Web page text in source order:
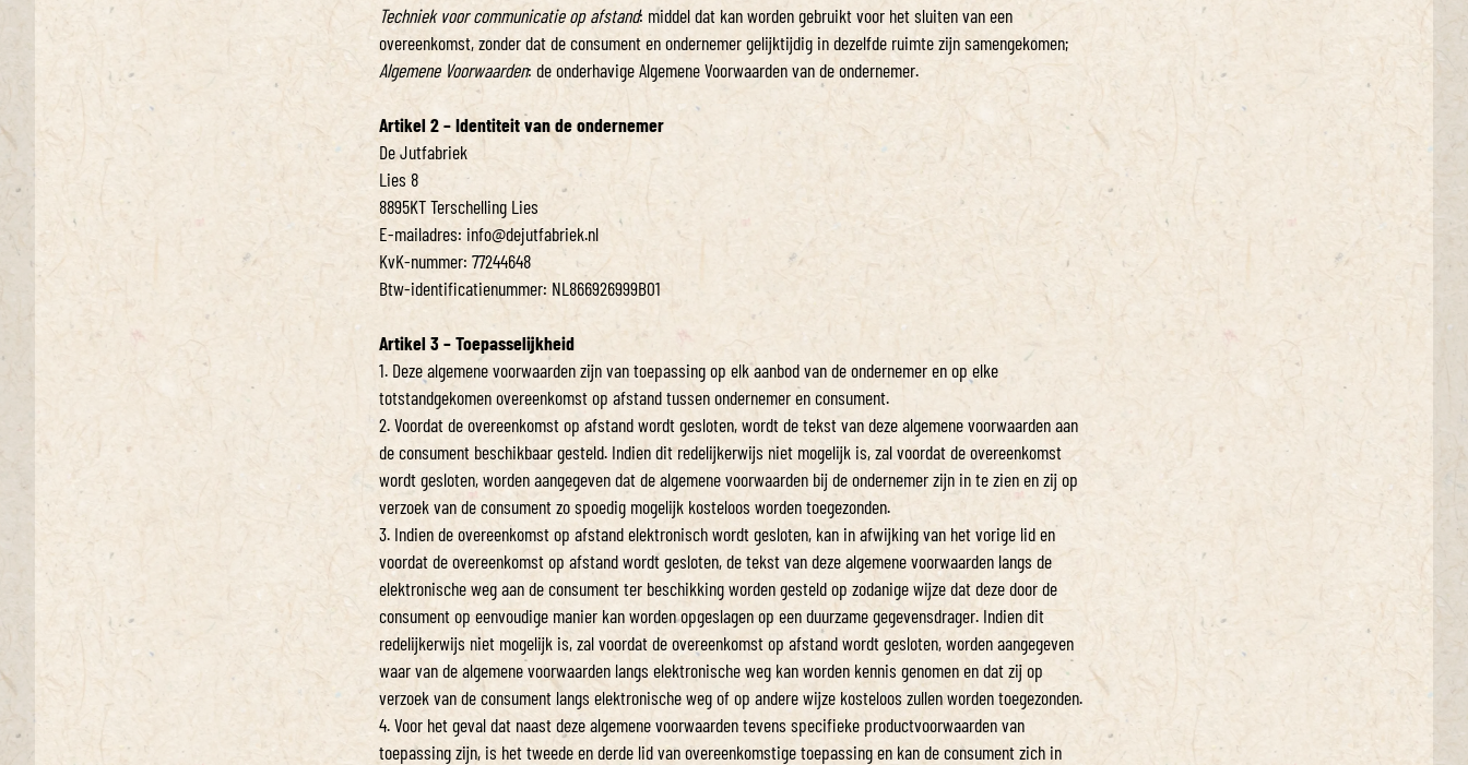
Techniek voor communicatie op afstand: middel dat kan worden gebruikt voor het sluiten van een
overeenkomst, zonder dat de consument en ondernemer gelijktijdig in dezelfde ruimte zijn samengekomen;
Algemene Voorwaarden: de onderhavige Algemene Voorwaarden van de ondernemer.
Artikel 2 – Identiteit van de ondernemer
De Jutfabriek
Lies 8
8895KT Terschelling Lies
E-mailadres: info@dejutfabriek.nl
KvK-nummer: 77244648
Btw-identificatienummer: NL866926999B01
Artikel 3 – Toepasselijkheid
1. Deze algemene voorwaarden zijn van toepassing op elk aanbod van de ondernemer en op elke
totstandgekomen overeenkomst op afstand tussen ondernemer en consument.
2. Voordat de overeenkomst op afstand wordt gesloten, wordt de tekst van deze algemene voorwaarden aan
de consument beschikbaar gesteld. Indien dit redelijkerwijs niet mogelijk is, zal voordat de overeenkomst
wordt gesloten, worden aangegeven dat de algemene voorwaarden bij de ondernemer zijn in te zien en zij op
verzoek van de consument zo spoedig mogelijk kosteloos worden toegezonden.
3. Indien de overeenkomst op afstand elektronisch wordt gesloten, kan in afwijking van het vorige lid en
voordat de overeenkomst op afstand wordt gesloten, de tekst van deze algemene voorwaarden langs de
elektronische weg aan de consument ter beschikking worden gesteld op zodanige wijze dat deze door de
consument op eenvoudige manier kan worden opgeslagen op een duurzame gegevensdrager. Indien dit
redelijkerwijs niet mogelijk is, zal voordat de overeenkomst op afstand wordt gesloten, worden aangegeven
waar van de algemene voorwaarden langs elektronische weg kan worden kennis genomen en dat zij op
verzoek van de consument langs elektronische weg of op andere wijze kosteloos zullen worden toegezonden.
4. Voor het geval dat naast deze algemene voorwaarden tevens specifieke productvoorwaarden van
toepassing zijn, is het tweede en derde lid van overeenkomstige toepassing en kan de consument zich in